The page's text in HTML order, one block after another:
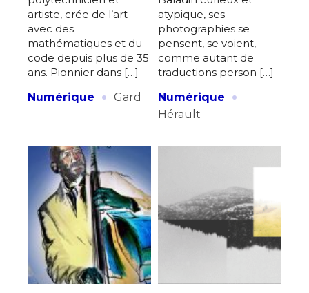
artiste, crée de l’art
avec des
mathématiques et du
code depuis plus de 35
ans. Pionnier dans […]
Numérique
· Gard
atypique, ses
photographies se
pensent, se voient,
comme autant de
traductions person […]
Numérique
·
Hérault